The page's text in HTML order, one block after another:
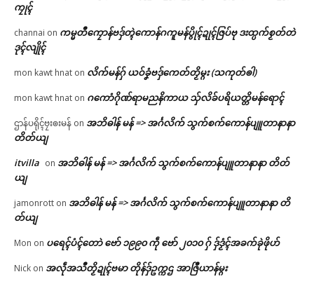
ကၠုၚ်
channai on ကမ္မတဳကၠောန်ဗဒှ်တ္ၚဲကောန်ဂကူမန်ပွိုၚ်ဍုၚ်ဇြပ်ဗု ဒးထ္ပက်စၟတ်တဲ
ဒုၚ်လျိုၚ်
mon kawt hnat on လိက်မန်ဂှ် ယဝ်ခၞံဗဒှ်ကေတ်တၟိမ္ဂး (သကုတ်ၜါ)
mon kawt hnat on ဂကောံဂိုဏ်ရာမညနိကာယ သှ်လိခ်ပရိယတ္တိမန်ရောၚ်
ဌာန်ပရိုၚ်ဗၠးၜးမန် on အဘိဓါန် မန် => အၚ်္ဂလိက် သွက်စက်ကောန်ပျူတာနာနာ
တိတ်ယျ
itvilla on အဘိဓါန် မန် => အၚ်္ဂလိက် သွက်စက်ကောန်ပျူတာနာနာ တိတ်
ယျ
jamonrott on အဘိဓါန် မန် => အၚ်္ဂလိက် သွက်စက်ကောန်ပျူတာနာနာ တိ
တ်ယျ
Mon on ပရေၚ်ပံၚ်တောဲ ဗော် ၁၉၉၀ ကဵု ဗော် ၂၀၁၀ ဂှ် ဒှ်ဒၟံၚ်အခက်ခုဲဖိုဟ်
Nick on အလဵုအသဳတၟိဍုၚ်ဗမာ တိုန်ဒှ်ဥက္ကဌ အာဇြဳယာန်မ္ဂး